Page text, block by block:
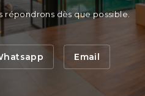
répondrons dès que possible.
Email